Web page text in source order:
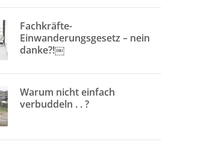
Fachkräfte-
Einwanderungsgesetz – nein
danke?!￼
Warum nicht einfach
verbuddeln . . ?